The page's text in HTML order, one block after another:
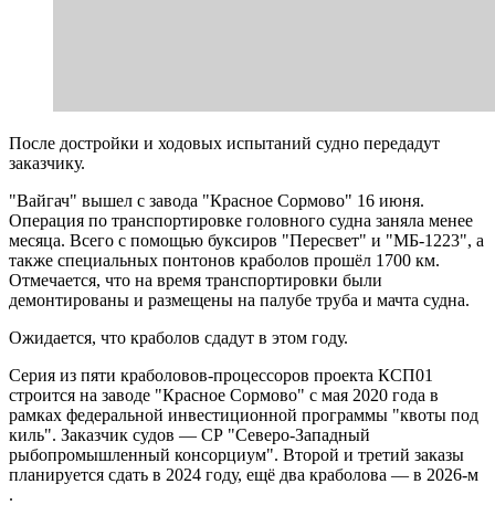
После достройки и ходовых испытаний судно передадут
заказчику.
"Вайгач" вышел с завода "Красное Сормово" 16 июня.
Операция по транспортировке головного судна заняла менее
месяца. Всего с помощью буксиров "Пересвет" и "МБ-1223", а
также специальных понтонов краболов прошёл 1700 км.
Отмечается, что на время транспортировки были
демонтированы и размещены на палубе труба и мачта судна.
Ожидается, что краболов сдадут в этом году.
Серия из пяти краболовов-процессоров проекта КСП01
строится на заводе "Красное Сормово" с мая 2020 года в
рамках федеральной инвестиционной программы "квоты под
киль". Заказчик судов — СР "Северо-Западный
рыбопромышленный консорциум". Второй и третий заказы
планируется сдать в 2024 году, ещё два краболова — в 2026-м
.